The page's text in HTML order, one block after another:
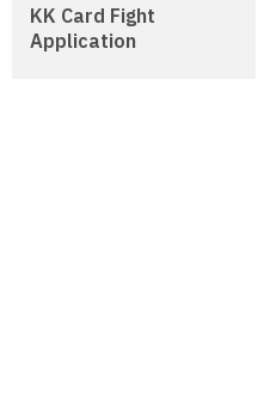
KK Card Fight
Application